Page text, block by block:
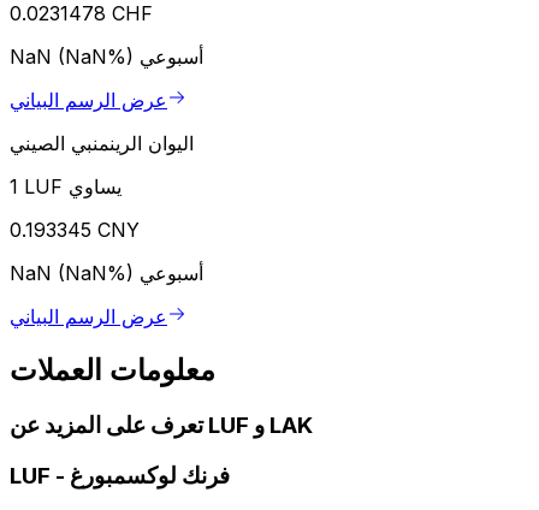
0.0231478 CHF
NaN (NaN%) أسبوعي
عرض الرسم البياني
اليوان الرينمنبي الصيني
1 LUF يساوي
0.193345 CNY
NaN (NaN%) أسبوعي
عرض الرسم البياني
معلومات العملات
تعرف على المزيد عن LUF و LAK
LUF - فرنك لوكسمبورغ